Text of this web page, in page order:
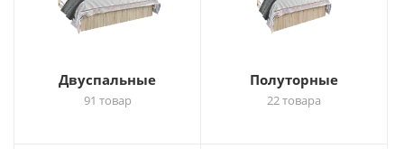
Двуспальные
91 товар
Полуторные
22 товара